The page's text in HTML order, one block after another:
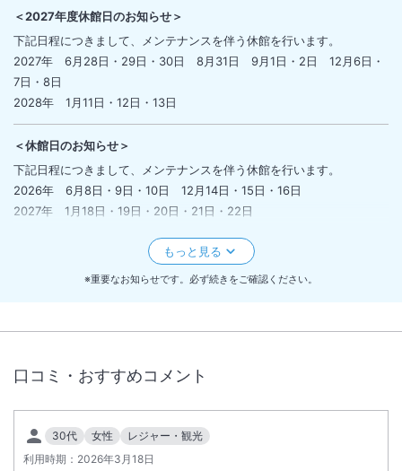
＜2027年度休館日のお知らせ＞
下記日程につきまして、メンテナンスを伴う休館を行います。
2027年 6月28日・29日・30日 8月31日 9月1日・2日 12月6日・
7日・8日
2028年 1月11日・12日・13日
＜休館日のお知らせ＞
下記日程につきまして、メンテナンスを伴う休館を行います。
2026年 6月8日・9日・10日 12月14日・15日・16日
2027年 1月18日・19日・20日・21日・22日
朝食ビュッフェ代金の変更について＞
2025年11月1日より以下の通り朝食ビュッフェ代金を変更いたします。
【変更後（2025/11/1～）】
※重要なお知らせです。必ず続きをご確認ください。
口コミ・おすすめコメント
30代 女性
レジャー・観光
利用時期： 2026年3月18日